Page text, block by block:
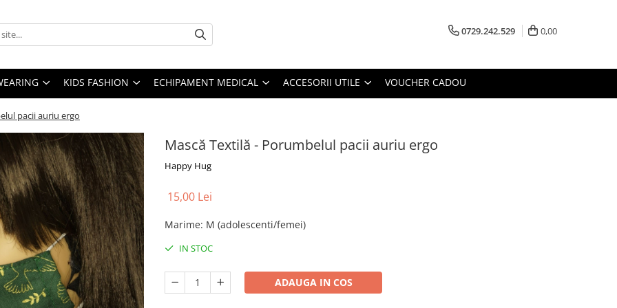
0729.242.529 0,00
KIDS FASHION ECHIPAMENT MEDICAL ACCESORII UTILE VOUCHER CADOU
pacii auriu ergo
Mască Textilă - Porumbelul pacii auriu ergo
Happy Hug
15,00 Lei
Marime: M (adolescenti/femei)
IN STOC
ADAUGA IN COS